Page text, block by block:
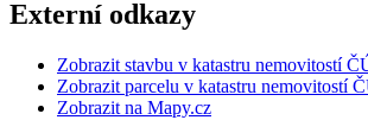
Externí odkazy
Zobrazit stavbu v katastru nemovitostí
Zobrazit parcelu v katastru nemovitostí
Zobrazit na Mapy.cz